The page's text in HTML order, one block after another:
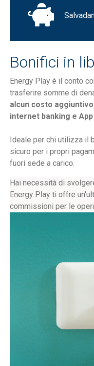
Bonifici in
Energy Play è il conto
trasferire somme di
alcun costo
internet banking e App
Ideale per chi utilizza il
sicuro per i propri
fuori sede a carico.
Hai necessità di
Energy Play ti offre
commissioni per le